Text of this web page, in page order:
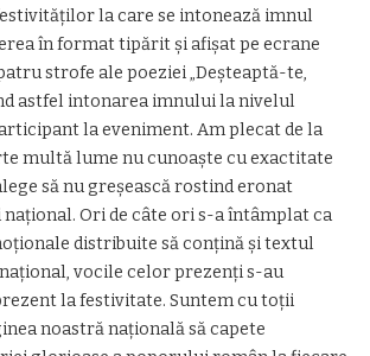
la care se intonează imnul
în format tipărit și afișat pe ecrane
strofe ale poeziei „Deșteaptă-te,
astfel intonarea imnului la nivelul
la eveniment. Am plecat de la
multă lume nu cunoaște cu exactitate
să nu greșească rostind eronat
Ori de câte ori s-a întâmplat ca
distribuite să conțină și textul
vocile celor prezenți s-au
la festivitate. Suntem cu toții
noastră națională să capete